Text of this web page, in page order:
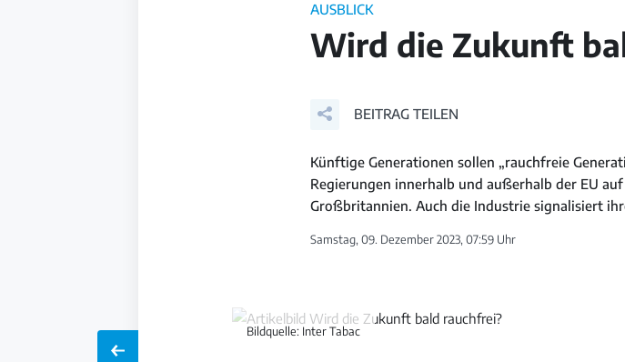
AUSBLICK
Wird die Zukunft
BEITRAG TEILEN
Künftige Generationen sollen „rauchfreie
Regierungen innerhalb und außerhalb der EU
Großbritannien. Auch die Industrie signalisiert
Samstag, 09. Dezember 2023, 07:59 Uhr
Bildquelle: Inter Tabac